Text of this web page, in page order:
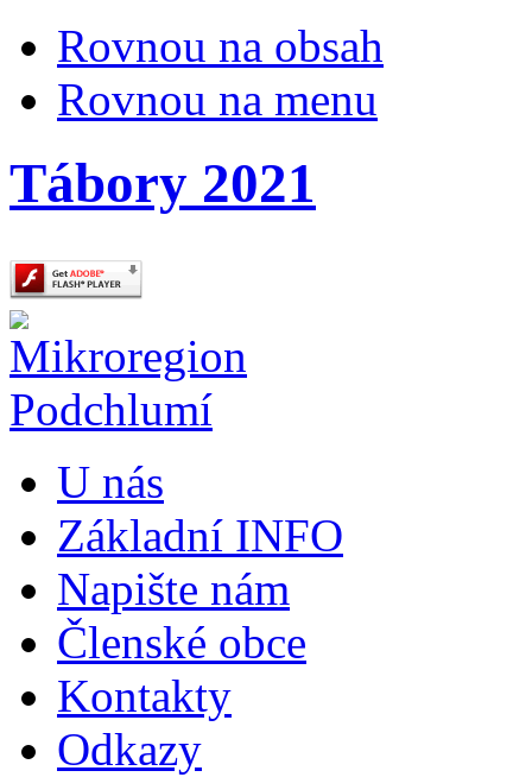
Rovnou na obsah
Rovnou na menu
Tábory 2021
U nás
Základní INFO
Napište nám
Členské obce
Kontakty
Odkazy